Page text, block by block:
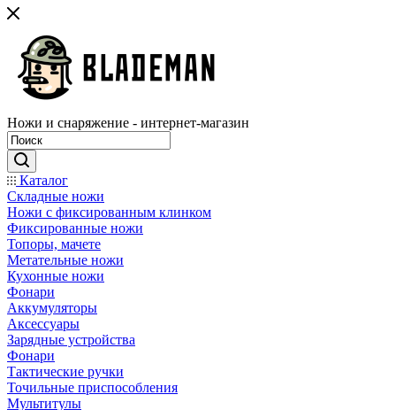
Ножи и снаряжение - интернет-магазин
Каталог
Складные ножи
Ножи с фиксированным клинком
Фиксированные ножи
Топоры, мачете
Метательные ножи
Кухонные ножи
Фонари
Аккумуляторы
Аксессуары
Зарядные устройства
Фонари
Тактические ручки
Точильные приспособления
Мультитулы